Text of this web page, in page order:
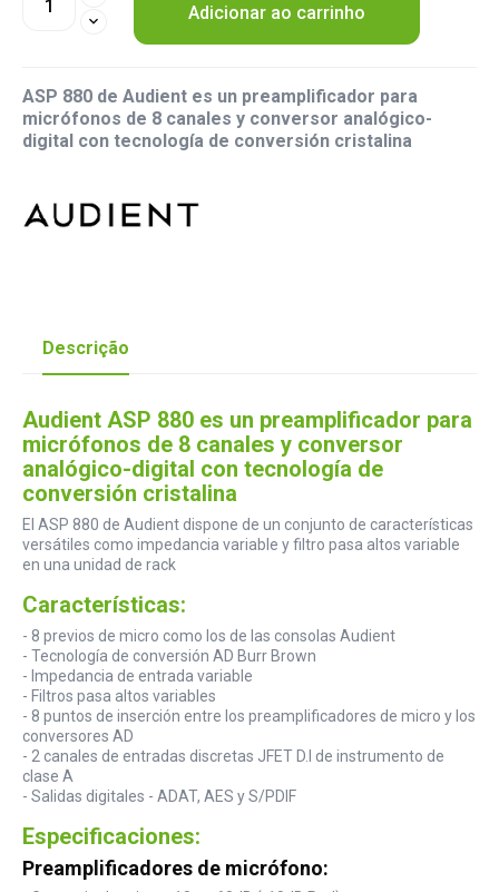
Adicionar ao carrinho
ASP 880 de Audient es un preamplificador para
micrófonos de 8 canales y conversor analógico-
digital con tecnología de conversión cristalina
Descrição
Audient ASP 880 es un preamplificador para
micrófonos de 8 canales y conversor
analógico-digital con tecnología de
conversión cristalina
El ASP 880 de Audient dispone de un conjunto de características
versátiles como impedancia variable y filtro pasa altos variable
en una unidad de rack
Características:
- 8 previos de micro como los de las consolas Audient
- Tecnología de conversión AD Burr Brown
- Impedancia de entrada variable
- Filtros pasa altos variables
- 8 puntos de inserción entre los preamplificadores de micro y los
conversores AD
- 2 canales de entradas discretas JFET D.I de instrumento de
clase A
- Salidas digitales - ADAT, AES y S/PDIF
Especificaciones:
Preamplificadores de micrófono: